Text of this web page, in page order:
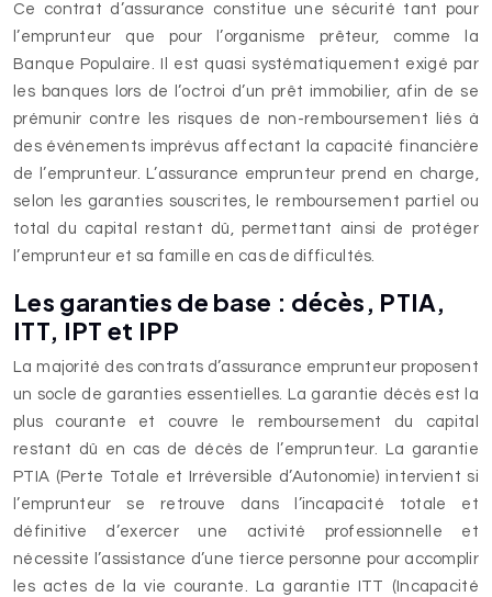
Ce contrat d’assurance constitue une sécurité tant pour
l’emprunteur que pour l’organisme prêteur, comme la
Banque Populaire. Il est quasi systématiquement exigé par
les banques lors de l’octroi d’un prêt immobilier, afin de se
prémunir contre les risques de non-remboursement liés à
des événements imprévus affectant la capacité financière
de l’emprunteur. L’assurance emprunteur prend en charge,
selon les garanties souscrites, le remboursement partiel ou
total du capital restant dû, permettant ainsi de protéger
l’emprunteur et sa famille en cas de difficultés.
Les garanties de base : décès, PTIA,
ITT, IPT et IPP
La majorité des contrats d’assurance emprunteur proposent
un socle de garanties essentielles. La garantie décès est la
plus courante et couvre le remboursement du capital
restant dû en cas de décès de l’emprunteur. La garantie
PTIA (Perte Totale et Irréversible d’Autonomie) intervient si
l’emprunteur se retrouve dans l’incapacité totale et
définitive d’exercer une activité professionnelle et
nécessite l’assistance d’une tierce personne pour accomplir
les actes de la vie courante. La garantie ITT (Incapacité